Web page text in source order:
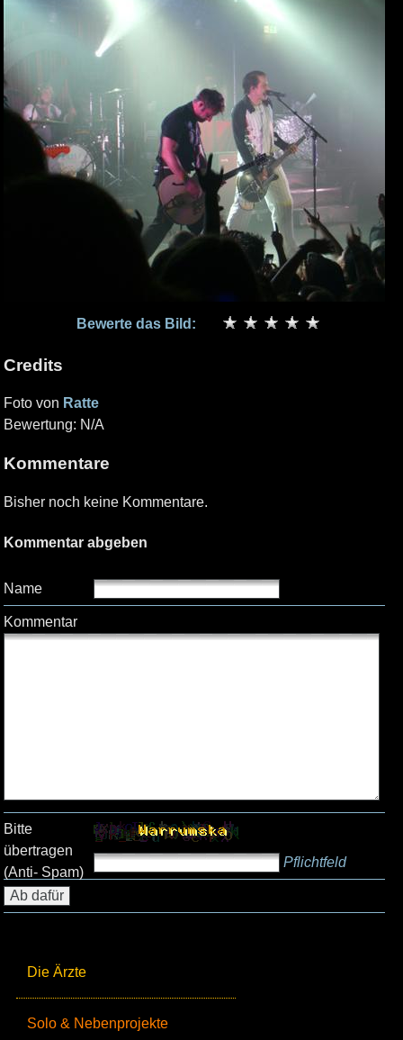
Die Ärzte
Solo & Nebenprojekte
Bewerte das Bild:
Credits
Foto von Ratte
Bewertung: N/A
Kommentare
Bisher noch keine Kommentare.
Kommentar abgeben
Name
Kommentar
Bitte
übertragen
(Anti- Spam)
Pflichtfeld